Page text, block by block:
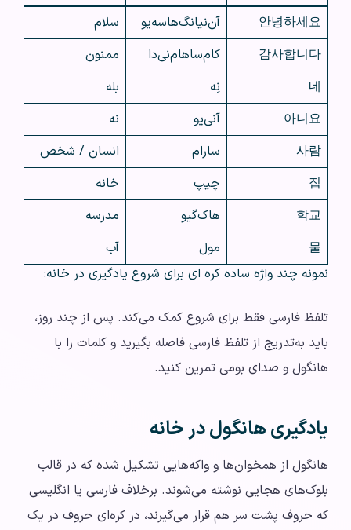
안녕하세요 آن‌نیانگ‌هاسه‌یو
سلام
감사합니다
کام‌سا‌هام‌نی‌دا
ممنون
네
نِه
بله
아니요
آنی‌یو
نه
사람
سارام
انسان / شخص
집
چیپ
خانه
학교
هاک‌گیو
مدرسه
물
مول
آب
نمونه چند واژه ساده کره ای برای شروع یادگیری در خانه:
تلفظ فارسی فقط برای شروع کمک می‌کند. پس از چند روز،
باید به‌تدریج از تلفظ فارسی فاصله بگیرید و کلمات را با
هانگول و صدای بومی تمرین کنید.
یادگیری هانگول در خانه
هانگول از همخوان‌ها و واکه‌هایی تشکیل شده که در قالب
بلوک‌های هجایی نوشته می‌شوند. برخلاف فارسی یا انگلیسی
که حروف پشت سر هم قرار می‌گیرند، در کره‌ای حروف در یک